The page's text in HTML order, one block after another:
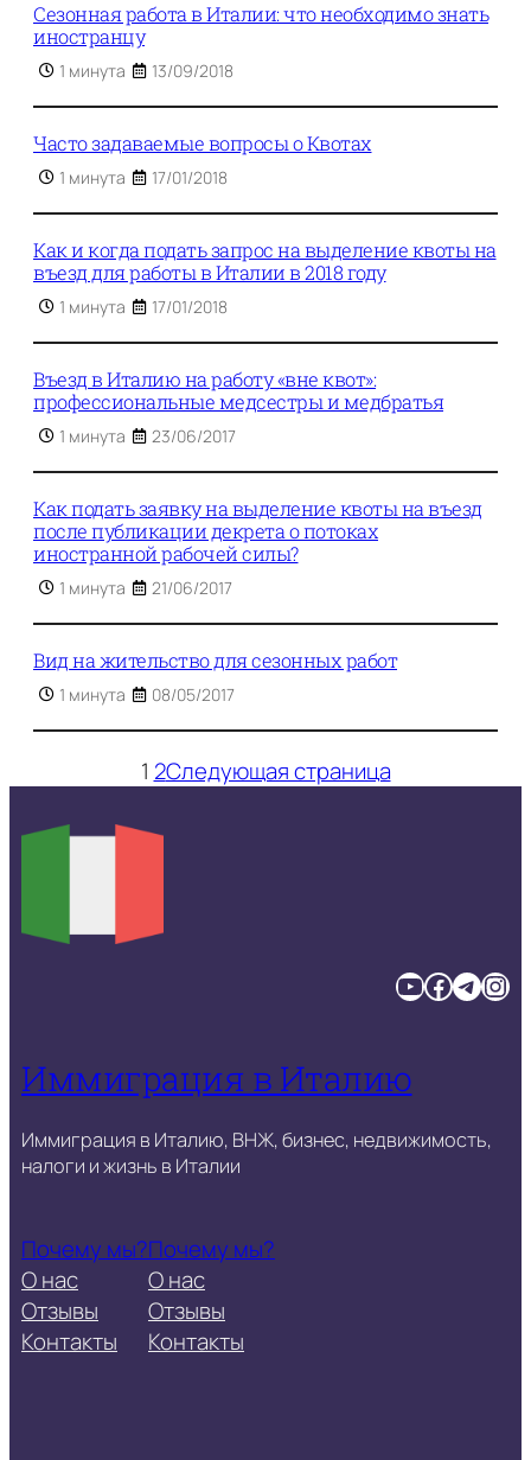
Сезонная работа в Италии: что необходимо знать
иностранцу
1 минута 13/09/2018
Часто задаваемые вопросы о Квотах
1 минута 17/01/2018
Как и когда подать запрос на выделение квоты на
въезд для работы в Италии в 2018 году
1 минута 17/01/2018
Въезд в Италию на работу «вне квот»:
профессиональные медсестры и медбратья
1 минута 23/06/2017
Как подать заявку на выделение квоты на въезд
после публикации декрета о потоках
иностранной рабочей силы?
1 минута 21/06/2017
Вид на жительство для сезонных работ
1 минута 08/05/2017
1 2Следующая страница
YouTube Facebook TelegramInstagram
Иммиграция в Италию
Иммиграция в Италию, ВНЖ, бизнес, недвижимость,
налоги и жизнь в Италии
Почему мы?
О нас
Отзывы
Контакты
Почему мы?
О нас
Отзывы
Контакты